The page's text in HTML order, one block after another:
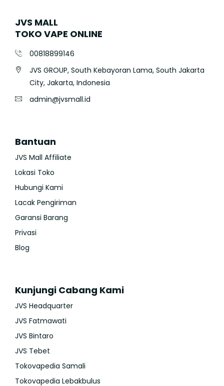
JVS MALL
TOKO VAPE ONLINE
00818899146
JVS GROUP, South Kebayoran Lama, South Jakarta
City, Jakarta, Indonesia
admin@jvsmall.id
Bantuan
JVS Mall Affiliate
Lokasi Toko
Hubungi Kami
Lacak Pengiriman
Garansi Barang
Privasi
Blog
Kunjungi Cabang Kami
JVS Headquarter
JVS Fatmawati
JVS Bintaro
JVS Tebet
Tokovapedia Samali
Tokovapedia Lebakbulus